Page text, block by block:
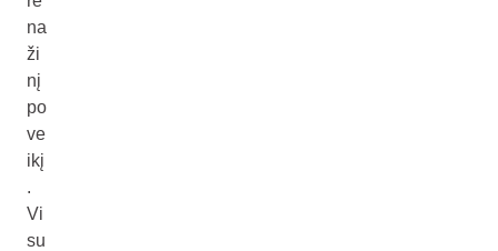
na
ži
nį
po
ve
ikį
.
Vi
su